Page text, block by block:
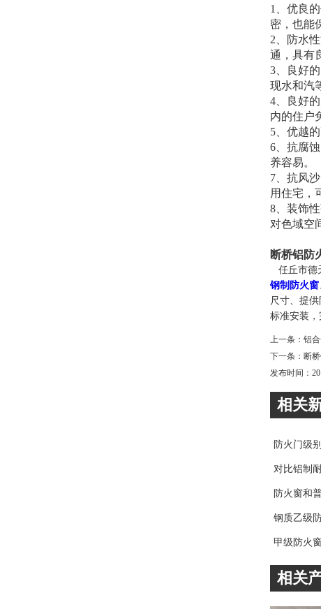
1、优良
密，也能
2、防水
通，具有
3、良好
现水和汽
4、良好
内的住户
5、优越
6、抗腐
养容易。
7、抗风
用住宅，
8、装饰
对色域空
断桥铝防
任丘市德
钢制防火窗
尺寸、提
标准安装，
上一条： 铝
下一条： 断
发布时间：
相关
防火门级
对比铝制
防火窗和
钢质乙级
甲级防火
相关